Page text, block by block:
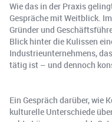
Wie das in der Praxis
Gespräche mit Weitblick.
Gründer und
Blick hinter die Kulissen
Industrieunternehmens,
tätig ist – und dennoch
Ein Gespräch darüber, wie
kulturelle Unterschiede